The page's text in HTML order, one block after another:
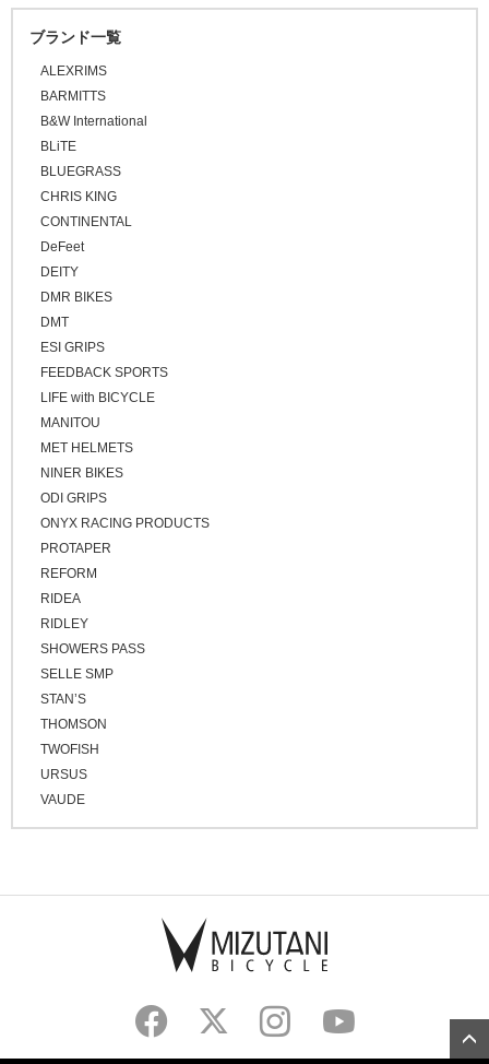
工具
プロテクター
ハンドルカバー
\30,001 ～ 50,000
\50,001 ～
オレンジ
レッド
パープル
グリーン
イエロー
ゴールド
シルバー
その他
ベージュ
ブロンズ
マウンテンバイク
BMX
FAT BIKE
グラベルバイク
小径/折りたたみ自転車
タイムトライアル / トライアスロン
キッズバイク
シクロクロスバイク
ブランド一覧
ALEXRIMS
BARMITTS
B&W International
BLiTE
BLUEGRASS
CHRIS KING
CONTINENTAL
DeFeet
DEITY
DMR BIKES
DMT
ESI GRIPS
FEEDBACK SPORTS
LIFE with BICYCLE
MANITOU
MET HELMETS
NINER BIKES
ODI GRIPS
ONYX RACING PRODUCTS
PROTAPER
REFORM
RIDEA
RIDLEY
SHOWERS PASS
SELLE SMP
STAN’S
THOMSON
TWOFISH
URSUS
VAUDE